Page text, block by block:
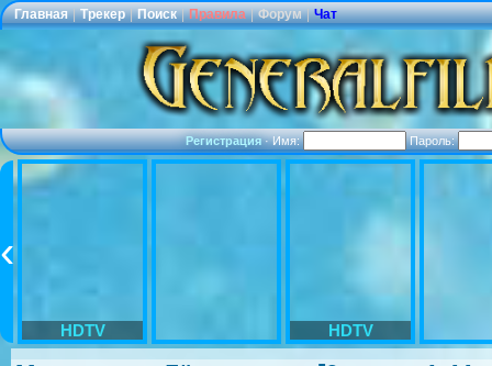
Главная | Трекер | Поиск | Правила | Форум | Чат
Регистрация·Имя: Пароль:
HDTV HDTV